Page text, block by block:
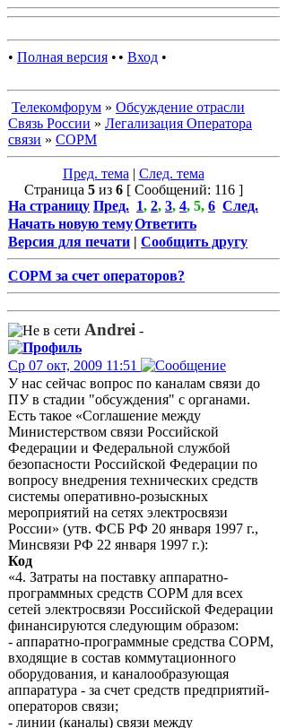
• Полная версия • • Вход •
Телекомфорум » Обсуждение отрасли
Связь России » Легализация Оператора
связи » СОРМ
Пред. тема | След. тема
Страница 5из 6[ Сообщений: 116 ]
На страницу Пред. 1, 2, 3, 4, 5, 6 След.
Начать новую темуОтветить
Версия для печати | Сообщить другу
СОРМ за счет операторов?
Andrei -
Ср 07 окт, 2009 11:51
У нас сейчас вопрос по каналам связи до
ПУ в стадии "обсуждения" с органами.
Есть такое «Соглашение между
Министерством связи Российской
Федерации и Федеральной службой
безопасности Российской Федерации по
вопросу внедрения технических средств
системы оперативно-розыскных
мероприятий на сетях электросвязи
России» (утв. ФСБ РФ 20 января 1997 г.,
Минсвязи РФ 22 января 1997 г.):
Код
«4. Затраты на поставку аппаратно-
программных средств СОРМ для всех
сетей электросвязи Российской Федерации
финансируются следующим образом:
- аппаратно-программные средства СОРМ,
входящие в состав коммутационного
оборудования, и каналообразующая
аппаратура - за счет средств предприятий-
операторов связи;
- линии (каналы) связи между